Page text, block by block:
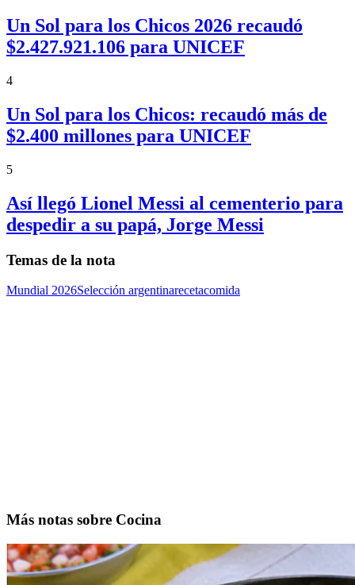
Un Sol para los Chicos 2026 recaudó
$2.427.921.106 para UNICEF
4
Un Sol para los Chicos: recaudó más de
$2.400 millones para UNICEF
5
Así llegó Lionel Messi al cementerio para
despedir a su papá, Jorge Messi
Temas de la nota
Mundial 2026Selección argentinarecetacomida
Más notas sobre Cocina